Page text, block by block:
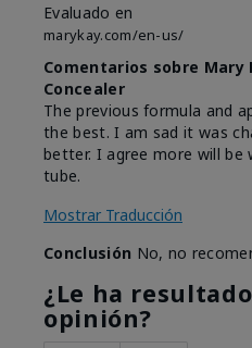
Evaluado en
marykay.com/en-us/
Comentarios sobre
Concealer
The previous formula and
the best. I am sad it was
better. I agree more will be
tube.
Mostrar Traducción
Conclusión No, no
¿Le ha
opinión?